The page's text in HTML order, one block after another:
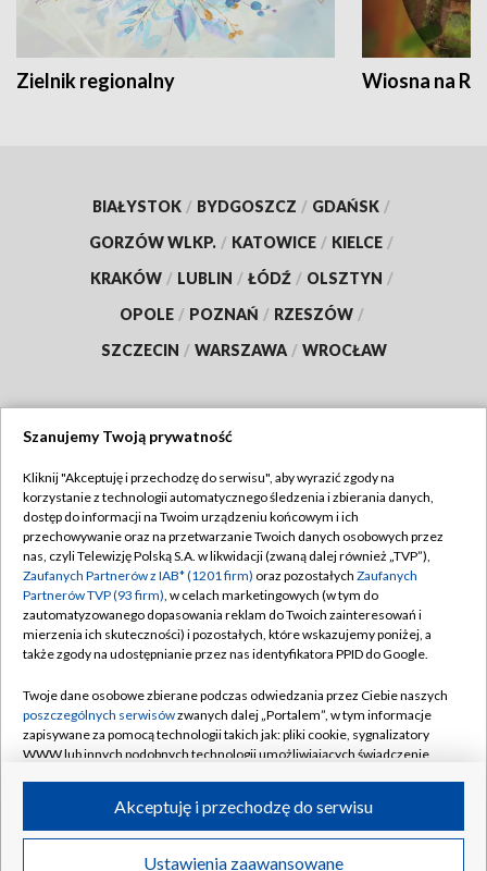
Zielnik regionalny Wiosna na
BIAŁYSTOK / BYDGOSZCZ / GDAŃSK /
GORZÓW WLKP. / KATOWICE / KIELCE /
KRAKÓW / LUBLIN / ŁÓDŹ / OLSZTYN /
OPOLE / POZNAŃ / RZESZÓW /
SZCZECIN / WARSZAWA / WROCŁAW
TVP
Abonament TVP
Emisja w TVP
Centrum informacji TVP
Naziemna Telewizja Cyfrowa
Rada Programowa
System NOS
Informacje o nadawcy
Program dla prasy
Regulamin TVP
Polityka prywatności
Moje zgody
Pomoc
Kontakt
Kanały
©2026 Telewizja Polska S.A. w likwidacji
Szanujemy Twoją prywatność
Kliknij "Akceptuję i przechodzę do serwisu", aby wyrazić zgody na
korzystanie z technologii automatycznego śledzenia i zbierania danych,
dostęp do informacji na Twoim urządzeniu końcowym i ich
przechowywanie oraz na przetwarzanie Twoich danych osobowych przez
nas, czyli Telewizję Polską S.A. w likwidacji (zwaną dalej również „TVP”),
Zaufanych Partnerów z IAB* (1201 firm) oraz pozostałych Zaufanych
Partnerów TVP (93 firm), w celach marketingowych (w tym do
zautomatyzowanego dopasowania reklam do Twoich zainteresowań i
mierzenia ich skuteczności) i pozostałych, które wskazujemy poniżej, a
także zgody na udostępnianie przez nas identyfikatora PPID do Google.
Twoje dane osobowe zbierane podczas odwiedzania przez Ciebie naszych
poszczególnych serwisówzwanych dalej „Portalem”, w tym informacje
zapisywane za pomocą technologii takich jak: pliki cookie, sygnalizatory
WWW lub innych podobnych technologii umożliwiających świadczenie
ruchu w Internecie.
Twoje dane osobowe zbierane podczas odwiedzania przez Ciebie
Ustawienia zaawansowane
Akceptuję i przechodzę do serwisu